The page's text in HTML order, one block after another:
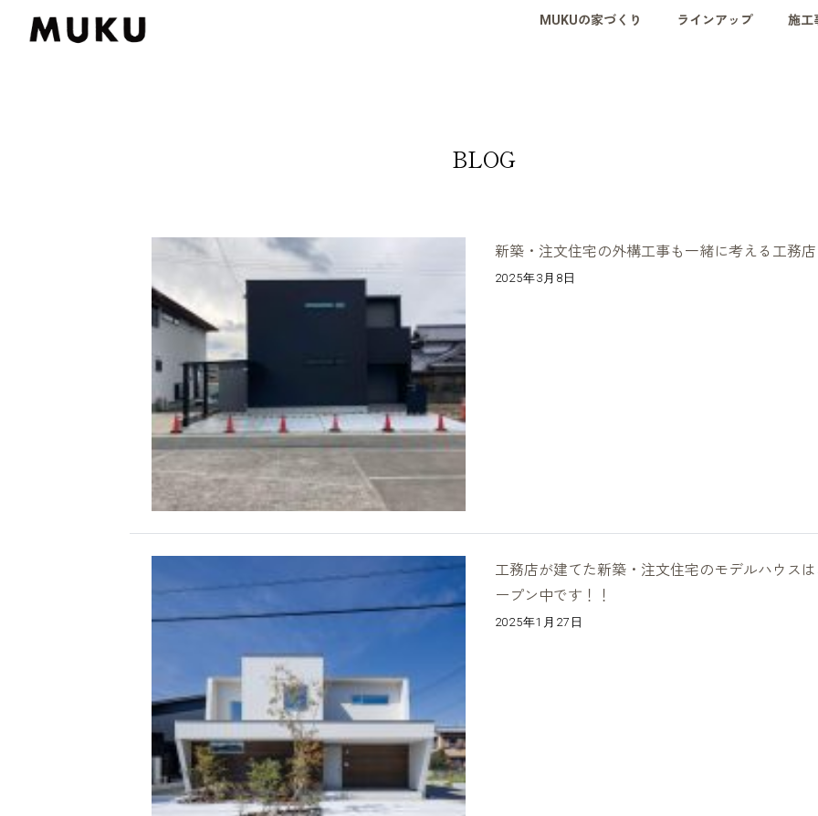
MUKUの家づくり ラインアップ 施工
イベント
MUKUについて
BLOG
新築・注文住宅の外構工事も一緒に考える工務店
2025年3月8日
工務店が建てた新築・注文住宅のモデルハウス
ープン中です！！
2025年1月27日